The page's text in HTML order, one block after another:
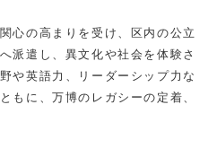
心の高まりを受け、区内の公立
派遣し、異文化や社会を体験さ
や英語力、リーダーシップ力な
もに、万博のレガシーの定着、